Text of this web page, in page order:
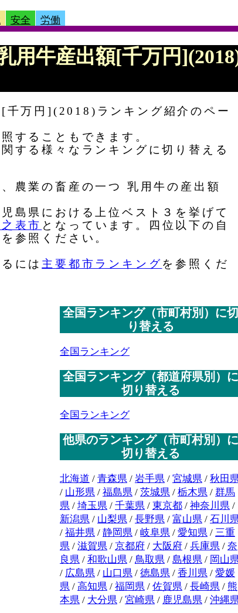
安全 労働
用牛産出額[千万円
千万円](2018)ランキング紹介のペー
することもできます。
する様々なランキングに切り替える
農業の畜産の一つ 乳用牛の産出額
島県における上位ベスト３を挙げて
表市 となっています。四位以下の自
参照ください。
には 主要都市ランキングを参照くだ
全国ランキング（市町村別）に切
り替える
全国ランキング
全国ランキング（都道府県別）に
切り替える
全国ランキング
他県のランキング（市町村別）に
切り替える
北海道 / 青森県 / 岩手県 / 宮城県 / 秋田
/ 山形県 / 福島県 / 茨城県 / 栃木県 / 群馬
県 / 埼玉県 / 千葉県 / 東京都 / 神奈川県 /
新潟県 / 山梨県 / 長野県 / 富山県 / 石川
/ 福井県 / 静岡県 / 岐阜県 / 愛知県 / 三重
県 / 滋賀県 / 京都府 / 大阪府 / 兵庫県 / 奈
良県 / 和歌山県 / 鳥取県 / 島根県 / 岡山
/ 広島県 / 山口県 / 徳島県 / 香川県 / 愛媛
県 / 高知県 / 福岡県 / 佐賀県 / 長崎県 / 熊
本県 / 大分県 / 宮崎県 / 鹿児島県 / 沖縄